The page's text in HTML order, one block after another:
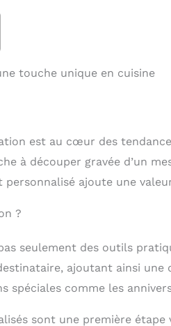
touche unique en cuisine
est au cœur des
à découper gravée d’un
ajoute une
?
seulement des outils
ajoutant ainsi
spéciales comme les
sont une première